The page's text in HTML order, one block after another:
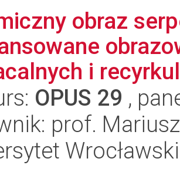
obraz
i
OPUS 29 ,
prof.
Wrocławski